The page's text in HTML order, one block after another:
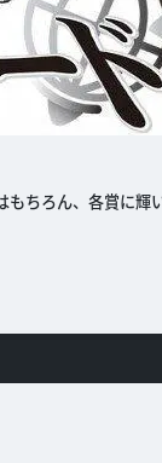
もちろん、各賞に